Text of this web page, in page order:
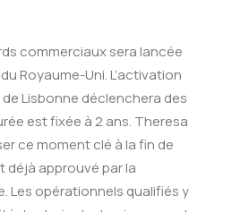
commerciaux sera lancée
Royaume-Uni. L’activation
de Lisbonne déclenchera des
est fixée à 2 ans. Theresa
ce moment clé à la fin de
déjà approuvé par la
Les opérationnels qualifiés y